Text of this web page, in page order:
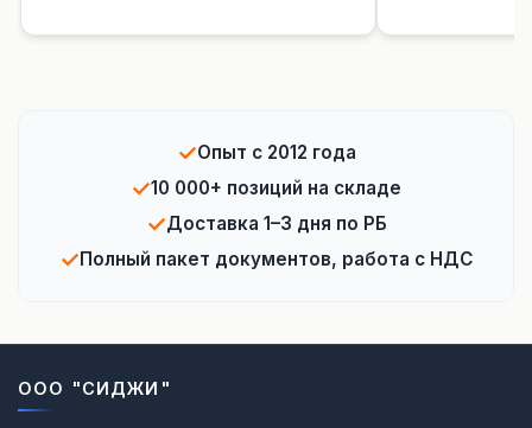
✓Опыт с 2012 года
✓10 000+ позиций на складе
✓Доставка 1–3 дня по РБ
✓Полный пакет документов, работа с НДС
ООО "СИДЖИ"